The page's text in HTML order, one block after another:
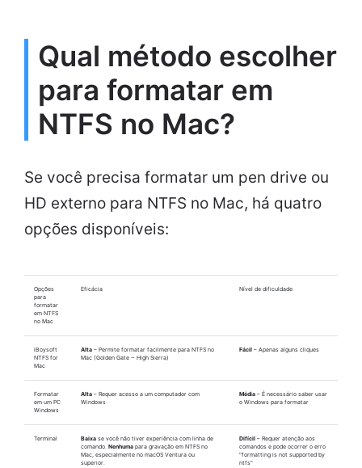
Qual método escolher
para formatar em
NTFS no Mac?
Se você precisa formatar um pen drive ou
HD externo para NTFS no Mac, há quatro
opções disponíveis:
Opções
para
formatar
em NTFS
no Mac
Eficácia Nível de dificuldade
iBoysoft
NTFS for
Mac
Alta – Permite formatar facilmente para NTFS no
Mac (Golden Gate ~ High Sierra)
Fácil – Apenas alguns cliques
Formatar
em um PC
Windows
Alta – Requer acesso a um computador com
Windows
Média – É necessário saber usar
o Windows para formatar
Terminal Baixa se você não tiver experiência com linha de
comando. Nenhuma para gravação em NTFS no
Mac, especialmente no macOS Ventura ou
superior.
Difícil – Requer atenção aos
comandos e pode ocorrer o erro
"formatting is not supported by
ntfs"